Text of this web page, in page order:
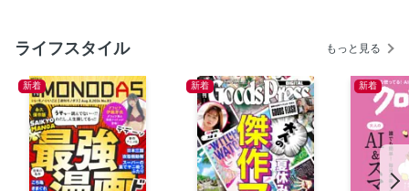
おひとりさま用リビング・キッチンで 「ちゃんと食べてち
私の庭は豊かな食の宝庫 四季折々の恵みに追われる日々で
す
ひとりで食べ切れない食材は保存食に 明日の私への食の恩
送りです
食通さんが推薦！ ひとり時間を楽しむ“とっておき”のお茶の
ライフスタイル もっと見る
新着 新着 新着